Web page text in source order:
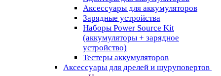
Аксессуары для аккумуляторов
Зарядные устройства
Наборы Power Source Kit
(аккумуляторы + зарядное
устройство)
Тестеры аккумуляторов
Аксессуары для дрелей и шуруповертов